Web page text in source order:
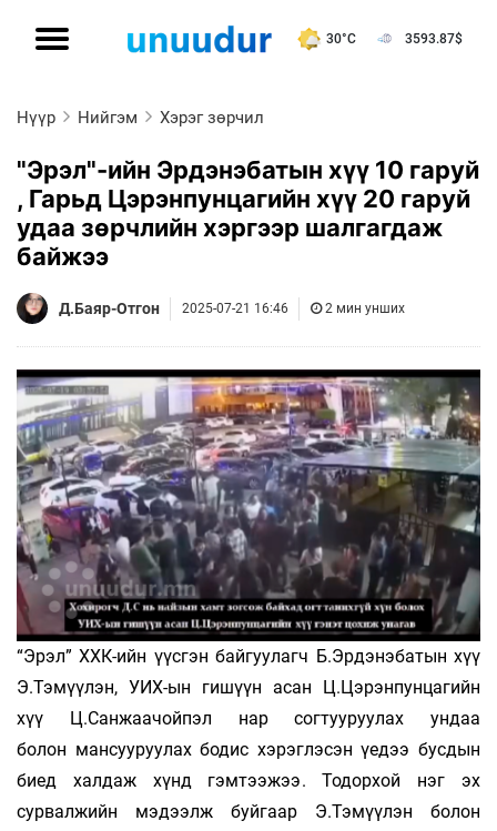
30°C 3593.87$
Нүүр Нийгэм Хэрэг зөрчил
"Эрэл"-ийн Эрдэнэбатын хүү 10 гаруй
, Гарьд Цэрэнпунцагийн хүү 20 гаруй
удаа зөрчлийн хэргээр шалгагдаж
байжээ
Д.Баяр-Отгон 2025-07-21 16:46 2 мин унших
“Эрэл” ХХК-ийн үүсгэн байгуулагч Б.Эрдэнэбатын хүү
Э.Тэмүүлэн, УИХ-ын гишүүн асан Ц.Цэрэнпунцагийн
хүү Ц.Санжаачойпэл нар согтууруулах ундаа
болон мансууруулах бодис хэрэглэсэн үедээ бусдын
биед халдаж хүнд гэмтээжээ. Тодорхой нэг эх
сурвалжийн мэдээлж буйгаар Э.Тэмүүлэн болон